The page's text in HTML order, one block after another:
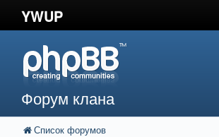
YWUP
Форум клана
Список форумов